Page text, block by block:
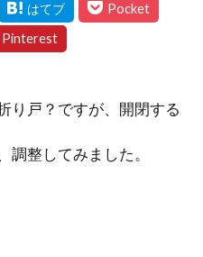
り戸？ですが、開閉する
調整してみました。